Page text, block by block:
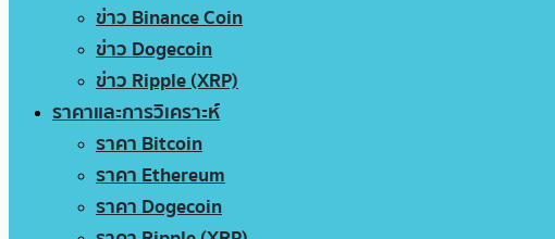
ข่าว Binance Coin
ข่าว Dogecoin
ข่าว Ripple (XRP)
ราคาและการวิเคราะห์
ราคา Bitcoin
ราคา Ethereum
ราคา Dogecoin